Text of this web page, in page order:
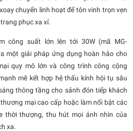
chuyển linh hoạt để tôn vinh trọn vẹn
phục xa xỉ.
công suất lớn lên tới 30W (mã MG-
một giải pháp ứng dụng hoàn hảo cho
quy mô lớn và công trình công cộng
mẽ kết hợp hệ thấu kính hội tụ sâu
thông tầng cho sảnh đón tiếp khách
mại cao cấp hoặc làm nổi bật các
thời thượng, thu hút mọi ánh nhìn của
xa.